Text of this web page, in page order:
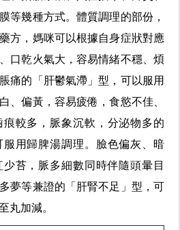
等幾種方式。體質調理的部份，
方，媽咪可以根據自身症狀對應
口乾火氣大，容易情緒不穩、煩
痛的「肝鬱氣滯」型，可以服用
、偏黃，容易疲倦，食慾不佳、
較多，脈象沉軟，分泌物多的
服用歸脾湯調理。臉色偏灰、暗
苔，脈多細數同時伴隨頭暈目
夢等兼證的「肝腎不足」型，可
丸加減。